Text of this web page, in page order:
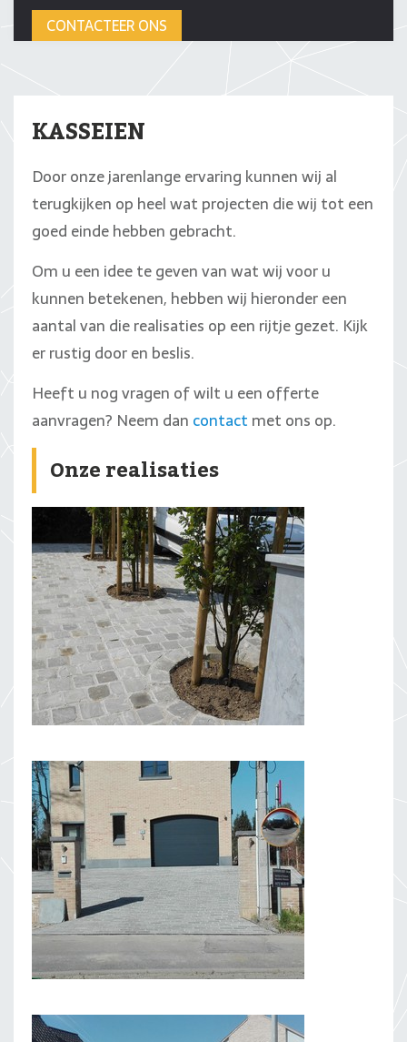
CONTACTEER ONS
KASSEIEN
Door onze jarenlange ervaring kunnen wij al
terugkijken op heel wat projecten die wij tot een
goed einde hebben gebracht.
Om u een idee te geven van wat wij voor u
kunnen betekenen, hebben wij hieronder een
aantal van die realisaties op een rijtje gezet. Kijk
er rustig door en beslis.
Heeft u nog vragen of wilt u een offerte
aanvragen? Neem dan contact met ons op.
Onze realisaties